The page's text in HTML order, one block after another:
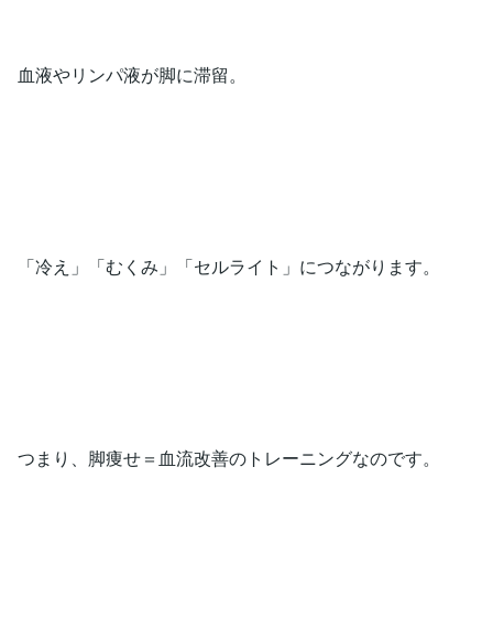
血液やリンパ液が脚に滞留。
「冷え」「むくみ」「セルライト」につながります。
つまり、脚痩せ＝血流改善のトレーニングなのです。